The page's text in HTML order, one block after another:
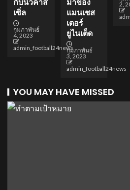
กับนิวคาส
เซิ่ล
กุมภาพันธ์
4, 2023
admin_football24news
มาของ
แมนเชส
เตอร์
ยูไนเต็ด
กุมภาพันธ์
3, 2023
admin_football24news
2,
YOU MAY HAVE MISSED